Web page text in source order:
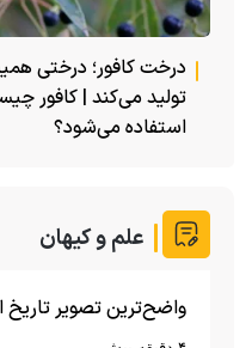
درخت کافور؛ درختی
تولید می‌کند | کافور
استفاده می‌شود؟
علم و کیهان
واضح‌ترین تصویر